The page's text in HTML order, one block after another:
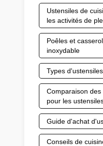
Ustensiles de
les activités de
Poêles et
inoxydable
Types
Comparaison
pour les
Guide d'achat
Conseils de